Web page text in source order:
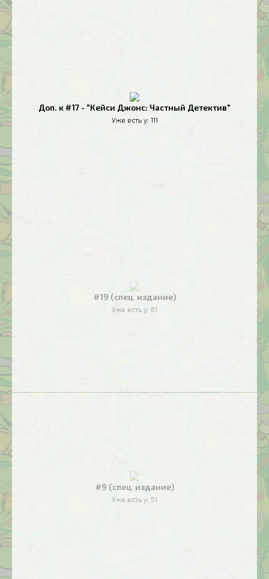
Доп. к #17 - "Кейси Джонс: Частный Детектив"
Уже есть у: 111
#19 (спец. издание)
Уже есть у: 61
#9 (спец. издание)
Уже есть у: 51